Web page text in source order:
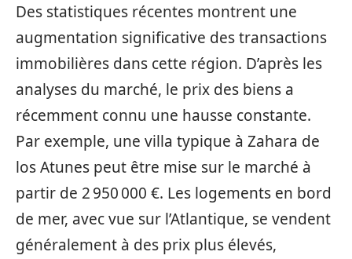
Des statistiques récentes montrent une
augmentation significative des transactions
immobilières dans cette région. D’après les
analyses du marché, le prix des biens a
récemment connu une hausse constante.
Par exemple, une villa typique à Zahara de
los Atunes peut être mise sur le marché à
partir de 2 950 000 €. Les logements en bord
de mer, avec vue sur l’Atlantique, se vendent
généralement à des prix plus élevés,